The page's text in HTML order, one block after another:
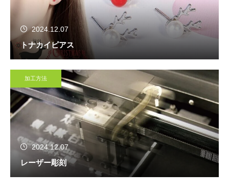
2024.12.07
トナカイピアス
加工方法
2024.12.07
レーザー彫刻